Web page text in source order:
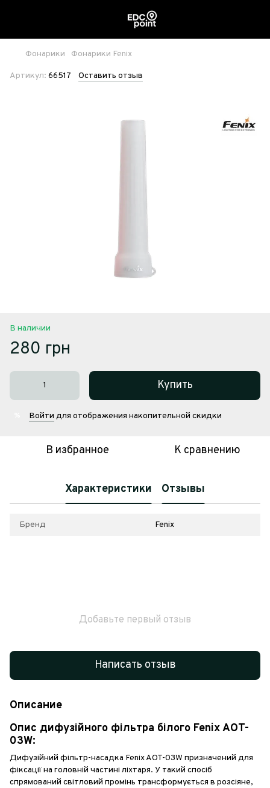
Фонарики Фонарики Fenix
Артикул: 66517 Оставить отзыв
В наличии
280 грн
Купить
Войти для отображения накопительной скидки
В избранное К сравнению
Характеристики Отзывы
Бренд Fenix
Добавьте первый отзыв
Написать отзыв
Описание
Опис дифузійного фільтра білого Fenix AOT-
03W:
Дифузійний фільтр-насадка Fenix AOT-03W призначений для
фіксації на головній частині ліхтаря. У такий спосіб
спрямований світловий промінь трансформується в розсіяне,